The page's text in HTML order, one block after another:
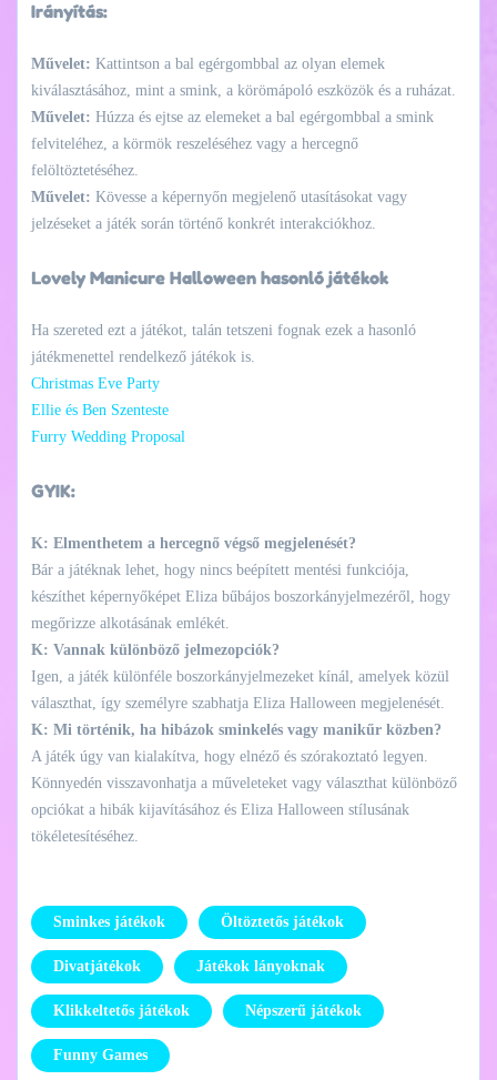
Irányítás:
Művelet: Kattintson a bal egérgombbal az olyan elemek
kiválasztásához, mint a smink, a körömápoló eszközök és a ruházat.
Művelet: Húzza és ejtse az elemeket a bal egérgombbal a smink
felviteléhez, a körmök reszeléséhez vagy a hercegnő
felöltöztetéséhez.
Művelet: Kövesse a képernyőn megjelenő utasításokat vagy
jelzéseket a játék során történő konkrét interakciókhoz.
Lovely Manicure Halloween hasonló játékok
Ha szereted ezt a játékot, talán tetszeni fognak ezek a hasonló
játékmenettel rendelkező játékok is.
Christmas Eve Party
Ellie és Ben Szenteste
Furry Wedding Proposal
GYIK:
K: Elmenthetem a hercegnő végső megjelenését?
Bár a játéknak lehet, hogy nincs beépített mentési funkciója,
készíthet képernyőképet Eliza bűbájos boszorkányjelmezéről, hogy
megőrizze alkotásának emlékét.
K: Vannak különböző jelmezopciók?
Igen, a játék különféle boszorkányjelmezeket kínál, amelyek közül
választhat, így személyre szabhatja Eliza Halloween megjelenését.
K: Mi történik, ha hibázok sminkelés vagy manikűr közben?
A játék úgy van kialakítva, hogy elnéző és szórakoztató legyen.
Könnyedén visszavonhatja a műveleteket vagy választhat különböző
opciókat a hibák kijavításához és Eliza Halloween stílusának
tökéletesítéséhez.
Sminkes játékok Öltöztetős játékok
Divatjátékok Játékok lányoknak
Klikkeltetős játékok Népszerű játékok
Funny Games